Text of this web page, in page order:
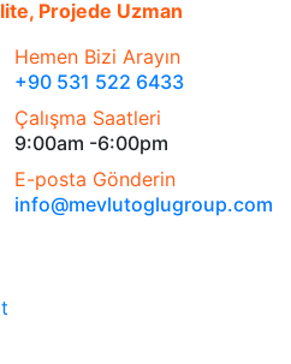
Projede Uzman
Hemen Bizi Arayın
+90 531 522 6433
Çalışma Saatleri
9:00am -6:00pm
E-posta Gönderin
info@mevlutoglugroup.com